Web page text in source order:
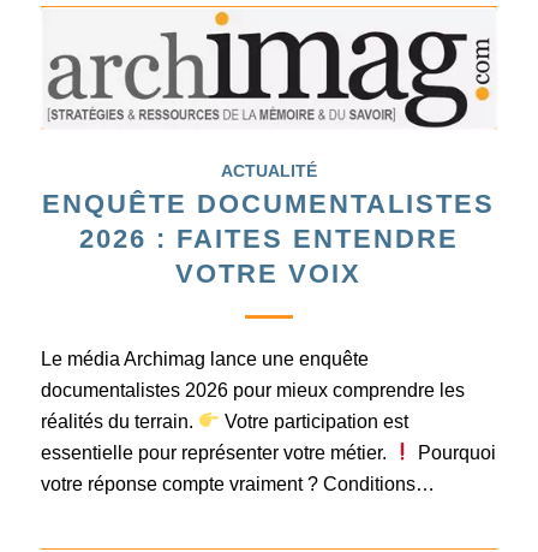
ACTUALITÉ
ENQUÊTE DOCUMENTALISTES
2026 : FAITES ENTENDRE
VOTRE VOIX
Le média Archimag lance une enquête
documentalistes 2026 pour mieux comprendre les
réalités du terrain.
Votre participation est
essentielle pour représenter votre métier.
Pourquoi
votre réponse compte vraiment ? Conditions…